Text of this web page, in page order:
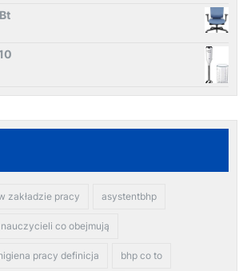
zakładzie pracy asystentbhp
co obejmują
pracy definicja bhp co to